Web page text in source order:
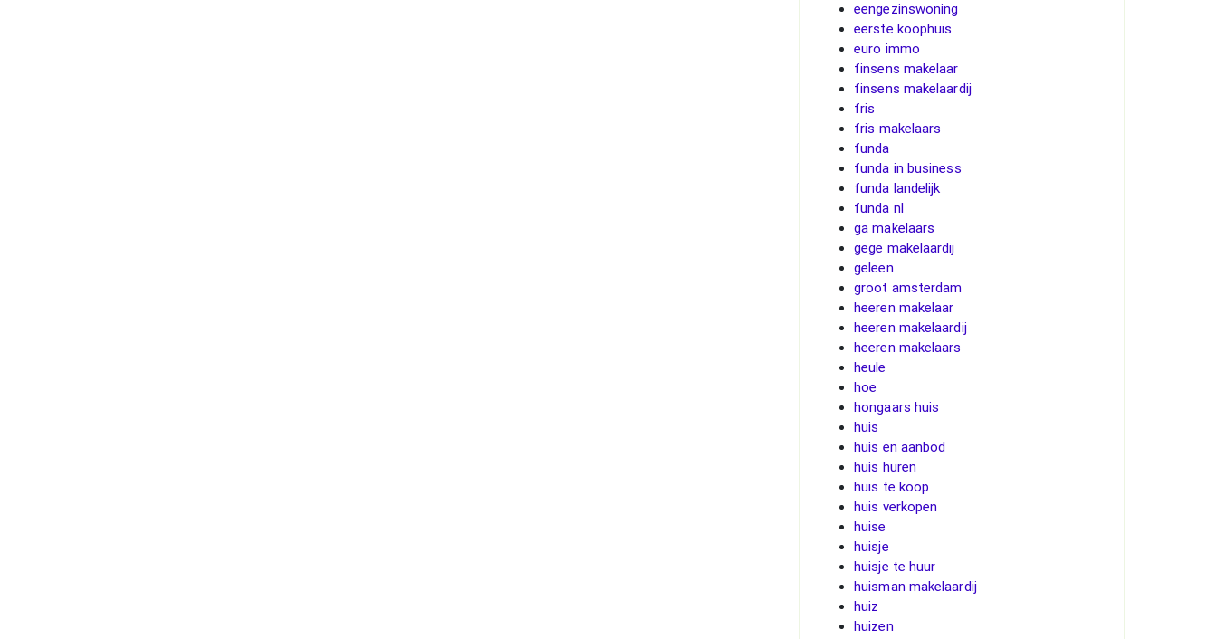
eengezinswoning
eerste koophuis
euro immo
finsens makelaar
finsens makelaardij
fris
fris makelaars
funda
funda in business
funda landelijk
funda nl
ga makelaars
gege makelaardij
geleen
groot amsterdam
heeren makelaar
heeren makelaardij
heeren makelaars
heule
hoe
hongaars huis
huis
huis en aanbod
huis huren
huis te koop
huis verkopen
huise
huisje
huisje te huur
huisman makelaardij
huiz
huizen